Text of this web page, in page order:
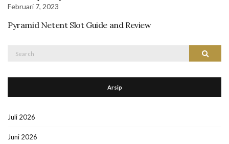
Februari 7, 2023
Pyramid Netent Slot Guide and Review
Search
Arsip
Juli 2026
Juni 2026